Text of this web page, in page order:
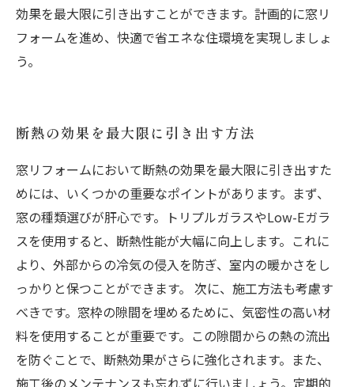
効果を最大限に引き出すことができます。計画的に窓リ
フォームを進め、快適で省エネな住環境を実現しましょ
う。
断熱の効果を最大限に引き出す方法
窓リフォームにおいて断熱の効果を最大限に引き出すた
めには、いくつかの重要なポイントがあります。まず、
窓の種類選びが肝心です。トリプルガラスやLow-Eガラ
スを使用すると、断熱性能が大幅に向上します。これに
より、外部からの冷気の侵入を防ぎ、室内の暖かさをし
っかりと保つことができます。 次に、施工方法も考慮す
べきです。窓枠の隙間を埋めるために、気密性の高い材
料を使用することが重要です。この隙間からの熱の流出
を防ぐことで、断熱効果がさらに強化されます。また、
施工後のメンテナンスも忘れずに行いましょう。定期的